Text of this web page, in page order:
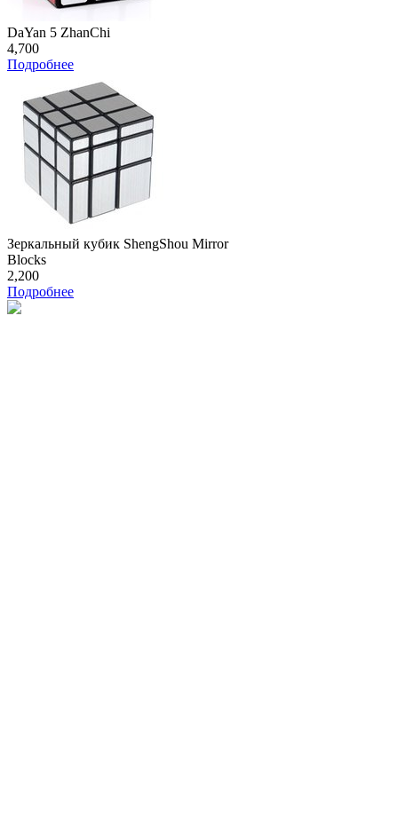
DaYan 5 ZhanChi
4,700
Подробнее
Зеркальный кубик ShengShou Mirror
Blocks
2,200
Подробнее